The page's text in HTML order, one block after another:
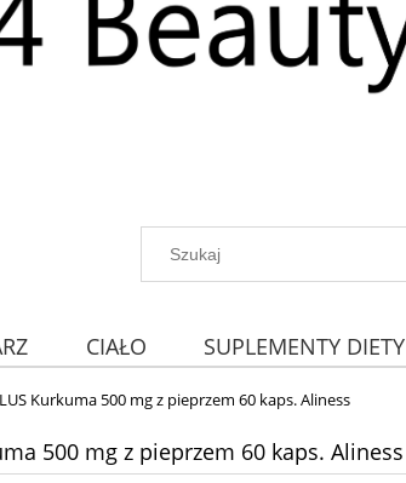
CIAŁO SUPLEMENTY DIETY
Kurkuma 500 mg z pieprzem 60 kaps. Aliness
500 mg z pieprzem 60 kaps. Aliness